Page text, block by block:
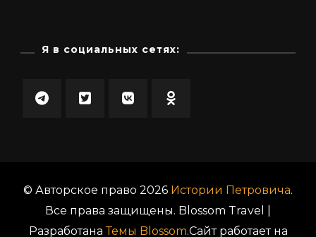
Я в социальных сетях:
© Авторское право 2026 Истории Петровича.
Все права защищены. Blossom Travel |
РазработанаТемы Blossom.Сайт работает на